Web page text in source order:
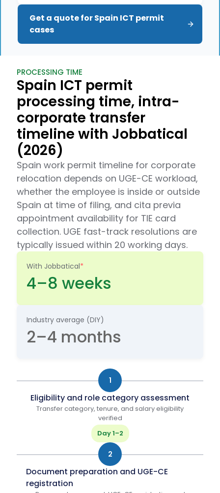
Get a quote for Spain ICT permit
cases
PROCESSING TIME
Spain ICT permit
processing time, intra-
corporate transfer
timeline with Jobbatical
(2026)
Spain work permit timeline for corporate
relocation depends on UGE-CE workload,
whether the employee is inside or outside
Spain at time of filing, and cita previa
appointment availability for TIE card
collection. UGE fast-track resolutions are
typically issued within 20 working days.
With Jobbatical*
4–8 weeks
Industry average (DIY)
2–4 months
1
Eligibility and role category assessment
Transfer category, tenure, and salary eligibility
verified
Day 1–2
2
Document preparation and UGE-CE
registration